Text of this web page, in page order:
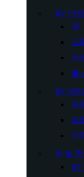
RV 안
잭
기
안
휠
RV 파
차
파
기
문 및 창
RV